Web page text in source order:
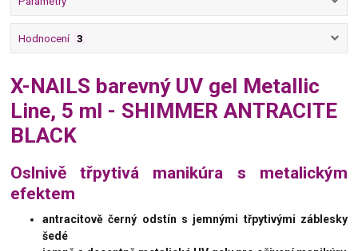
Hodnocení 3
X-NAILS barevný UV gel Metallic
Line, 5 ml - SHIMMER ANTRACITE
BLACK
Oslnivě třpytivá manikúra s metalickým
efektem
antracitově černý odstín s jemnými třpytivými záblesky
šedé